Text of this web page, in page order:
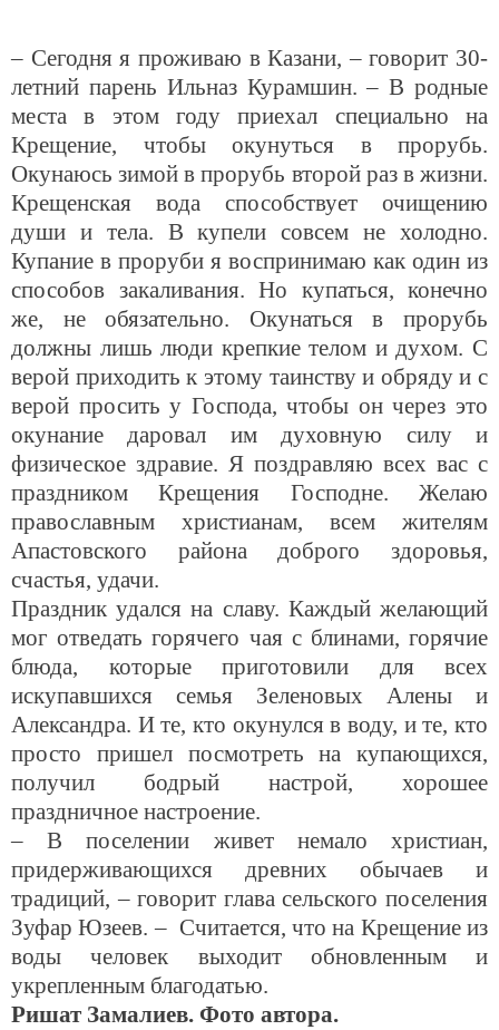
– Сегодня я проживаю в Казани, – говорит 30-
летний парень Ильназ Курамшин. – В родные
места в этом году приехал специально на
Крещение, чтобы окунуться в прорубь.
Окунаюсь зимой в прорубь второй раз в жизни.
Крещенская вода способствует очищению
души и тела. В купели совсем не холодно.
Купание в проруби я воспринимаю как один из
способов закаливания. Но купаться, конечно
же, не обязательно. Окунаться в прорубь
должны лишь люди крепкие телом и духом. С
верой приходить к этому таинству и обряду и с
верой просить у Господа, чтобы он через это
окунание даровал им духовную силу и
физическое здравие. Я поздравляю всех вас с
праздником Крещения Господне. Желаю
православным христианам, всем жителям
Апастовского района доброго здоровья,
счастья, удачи.
Праздник удался на славу. Каждый желающий
мог отведать горячего чая с блинами, горячие
блюда, которые приготовили для всех
искупавшихся семья Зеленовых Алены и
Александра. И те, кто окунулся в воду, и те, кто
просто пришел посмотреть на купающихся,
получил бодрый настрой, хорошее
праздничное настроение.
– В поселении живет немало христиан,
придерживающихся древних обычаев и
традиций, – говорит глава сельского поселения
Зуфар Юзеев. – Считается, что на Крещение из
воды человек выходит обновленным и
укрепленным благодатью.
Ришат Замалиев. Фото автора.